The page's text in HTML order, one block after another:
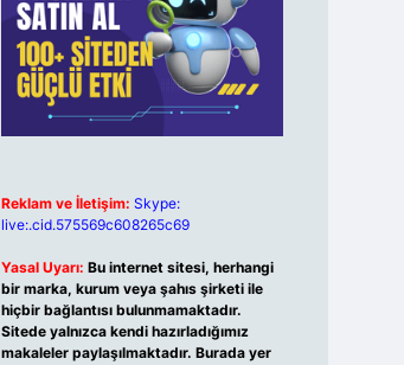
Reklam ve İletişim: Skype:
live:.cid.575569c608265c69
Yasal Uyarı: Bu internet sitesi, herhangi
bir marka, kurum veya şahıs şirketi ile
hiçbir bağlantısı bulunmamaktadır.
Sitede yalnızca kendi hazırladığımız
makaleler paylaşılmaktadır. Burada yer